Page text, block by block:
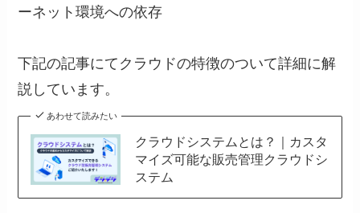
ーネット環境への依存
下記の記事にてクラウドの特徴のついて詳細に解
説しています。
あわせて読みたい
クラウドシステムとは？｜カスタ
マイズ可能な販売管理クラウドシ
ステム